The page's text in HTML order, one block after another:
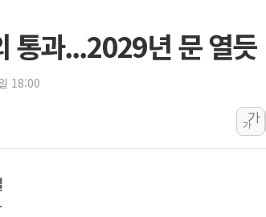
[속보] 민주, 인천
[속보] 민주, 제주
美, 이란전 출구전
강릉·동해·삼척
폐기물 수거하다 참
서울 중랑구 주택
李대통령 "결혼 때
통과...2029년 문 열듯
18:00
가
가